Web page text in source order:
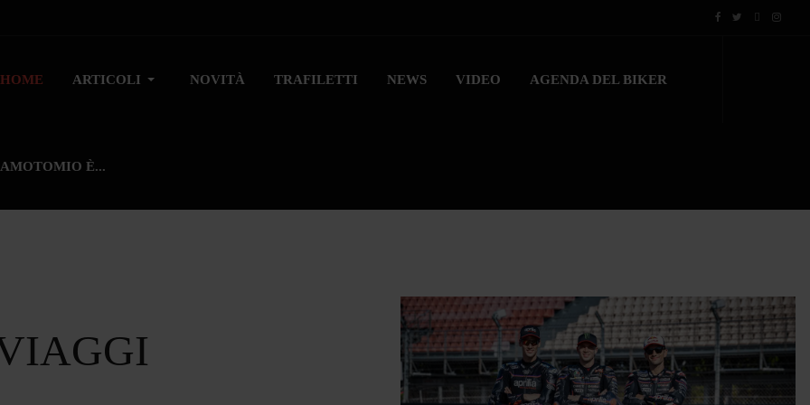
HOME ARTICOLI NOVITÀ TRAFILETTI NEWS VIDEO AGENDA DEL BIKER
AMOTOMIO È...